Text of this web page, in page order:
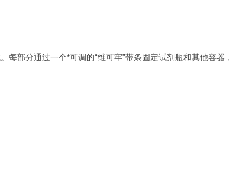
每部分通过一个*可调的“维可牢”带条固定试剂瓶和其他容器